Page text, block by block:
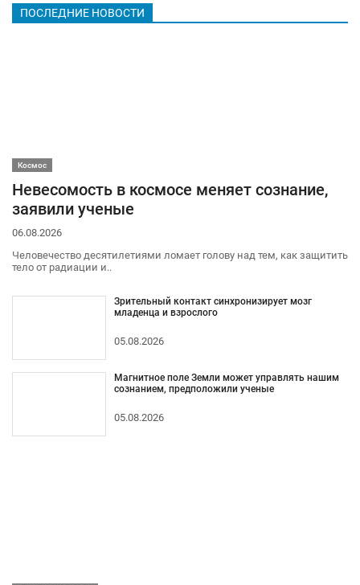
ПОСЛЕДНИЕ НОВОСТИ
Космос
Невесомость в космосе меняет сознание,
заявили ученые
06.08.2026
Человечество десятилетиями ломает голову над тем, как защитить
тело от радиации и..
Зрительный контакт синхронизирует мозг
младенца и взрослого
05.08.2026
Магнитное поле Земли может управлять нашим
сознанием, предположили ученые
05.08.2026